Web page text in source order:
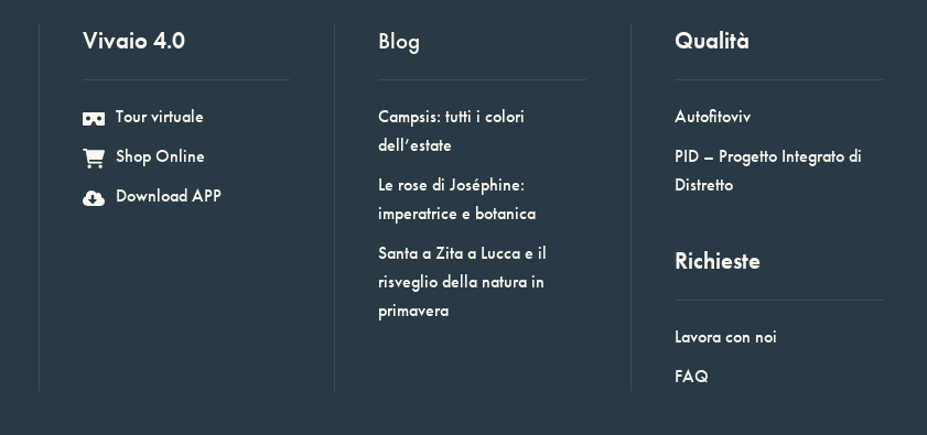
Vivaio 4.0
Tour virtuale
Shop Online
Download APP
Blog
Campsis: tutti i colori
dell’estate
Le rose di Joséphine:
imperatrice e botanica
Santa a Zita a Lucca e il
risveglio della natura in
primavera
Qualità
Autofitoviv
PID – Progetto Integrato di
Distretto
Richieste
Lavora con noi
FAQ